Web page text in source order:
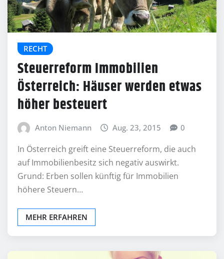
RECHT
Steuerreform Immobilien
Österreich: Häuser werden etwas
höher besteuert
Anton Niemann Aug. 23, 2015 0
In Österreich greift eine Steuerreform, die auch
auf Immobilienbesitz sich negativ auswirkt.
Grund: Erben sollen künftig für Immobilien
höhere Steuern…
MEHR ERFAHREN